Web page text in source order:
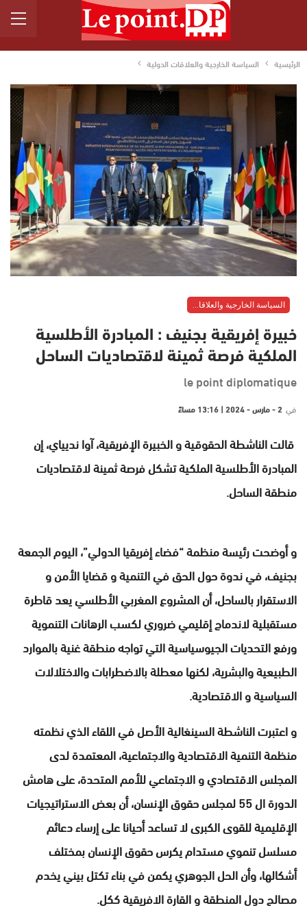
الرئيسية السياسة الخارجية والعلاقات الدولية
خبيرة إفريقية بجنيف : المبادرة الأطلسية
الملكية فرصة ثمينة لاقتصاديات الساحل
le point diplomatique
في 2 - مارس - 2024 | 13:16 مساءً
قالت الناشطة الحقوقية و الخبيرة الإفريقية، آوا نديياي، إن
المبادرة الأطلسية الملكية تشكل فرصة ثمينة لاقتصاديات
منطقة الساحل.
و أوضحت رئيسة منظمة “فضاء إفريقيا الدولي”، اليوم الجمعة
بجنيف، في ندوة حول الحق في التنمية و قضايا الأمن و
الاستقرار بالساحل، أن المشروع المغربي الأطلسي يعد قاطرة
مستقبلية لاندماج إقليمي ضروري لكسب الرهانات التنموية
ورفع التحديات الجيوسياسية التي تواجه منطقة غنية بالموارد
الطبيعية والبشرية، لكنها معطلة بالاضطرابات والاختلالات
السياسية و الاقتصادية.
و اعتبرت الناشطة السينغالية الأصل في اللقاء الذي نظمته
منظمة التنمية الاقتصادية والاجتماعية، المعتمدة لدى
المجلس الاقتصادي و الاجتماعي للأمم المتحدة، على هامش
الدورة ال 55 لمجلس حقوق الإنسان، أن بعض الاستراتيجيات
الإقليمية للقوى الكبرى لا تساعد أحيانا على إرساء دعائم
مسلسل تنموي مستدام يكرس حقوق الإنسان بمختلف
أشكالها، وأن الحل الجوهري يكمن في بناء تكتل بيني يخدم
مصالح دول المنطقة و القارة الافريقية ككل.